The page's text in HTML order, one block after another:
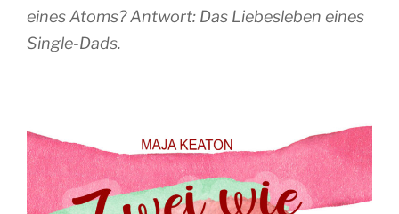
eines Atoms? Antwort: Das Liebesleben eines
Single-Dads.